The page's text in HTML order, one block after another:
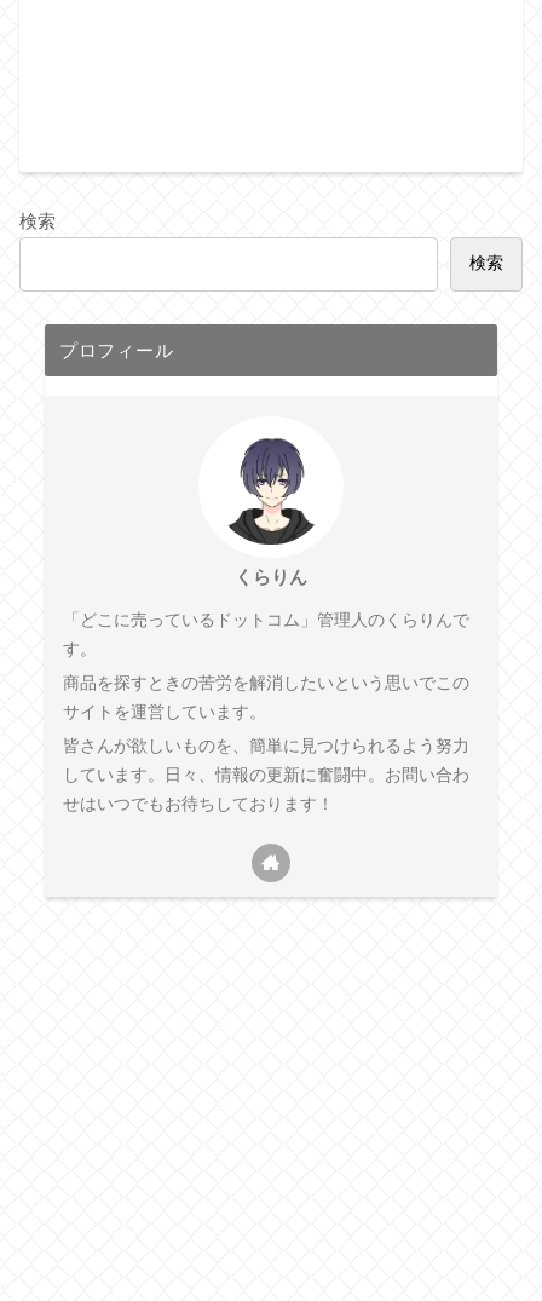
検索
検索
プロフィール
くらりん
「どこに売っているドットコム」管理人のくらりんで
す。
商品を探すときの苦労を解消したいという思いでこの
サイトを運営しています。
皆さんが欲しいものを、簡単に見つけられるよう努力
しています。日々、情報の更新に奮闘中。お問い合わ
せはいつでもお待ちしております！